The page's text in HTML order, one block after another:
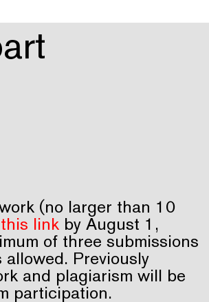
(no larger than 10
link by August 1,
of three submissions
allowed. Previously
and plagiarism will be
participation.